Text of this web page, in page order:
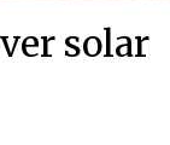
solar